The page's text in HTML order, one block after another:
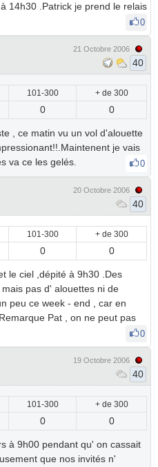
14h30 .Patrick je prend le relais
0
21 Octobre 2006
40
101-300 + de 300
0 0
, ce matin vu un vol d'alouette
je vais
va ce les gelés.
0
20 Octobre 2006
40
101-300 + de 300
0 0
le ciel ,dépité à 9h30 .Des
pas d' alouettes ni de
peu ce week - end , car en
Pat , on ne peut pas
0
19 Octobre 2006
40
101-300 + de 300
0 0
à 9h00 pendant qu' on cassait
que nos invités n'